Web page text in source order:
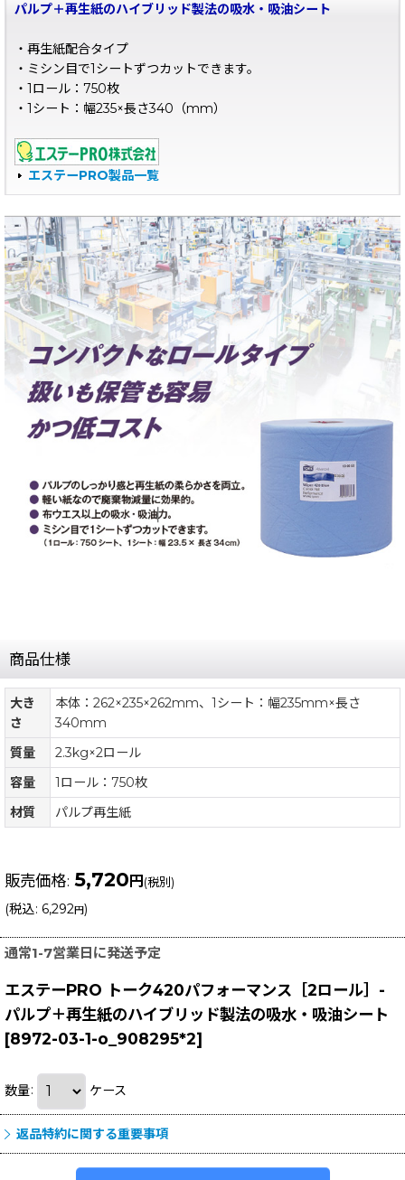
パルプ＋再生紙のハイブリッド製法の吸水・吸油シート
・再生紙配合タイプ
・ミシン目で1シートずつカットできます。
・1ロール：750枚
・1シート：幅235×長さ340（mm）
エステーPRO製品一覧
商品仕様
大き
さ
本体：262×235×262mm、1シート：幅235mm×長さ
340mm
質量
2.3kg×2ロール
容量
1ロール：750枚
材質
パルプ再生紙
販売価格: 5,720円(税別)
(税込: 6,292円)
通常1-7営業日に発送予定
エステーPRO トーク420パフォーマンス［2ロール］-
パルプ＋再生紙のハイブリッド製法の吸水・吸油シート
[8972-03-1-o_908295*2]
数量: ケース
返品特約に関する重要事項